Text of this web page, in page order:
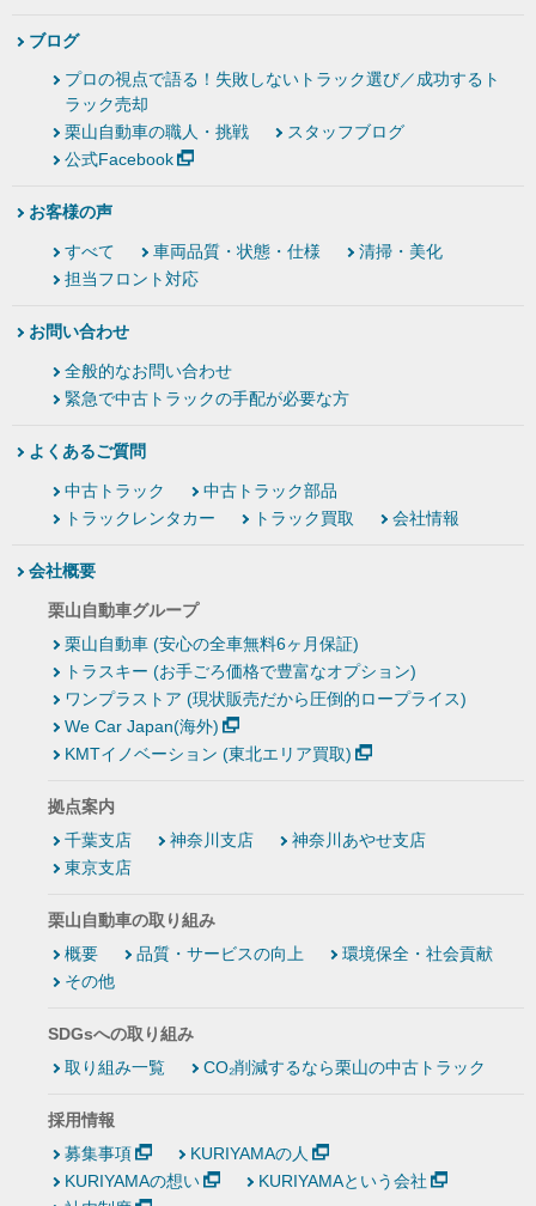
ブログ
プロの視点で語る！失敗しないトラック選び／成功するト
ラック売却
栗山自動車の職人・挑戦
スタッフブログ
公式Facebook
お客様の声
すべて 車両品質・状態・仕様
清掃・美化
担当フロント対応
お問い合わせ
全般的なお問い合わせ
緊急で中古トラックの手配が必要な方
よくあるご質問
中古トラック
中古トラック部品
トラックレンタカー
トラック買取 会社情報
会社概要
栗山自動車グループ
栗山自動車 (安心の全車無料6ヶ月保証)
トラスキー (お手ごろ価格で豊富なオプション)
ワンプラストア (現状販売だから圧倒的ロープライス)
We Car Japan(海外)
KMTイノベーション (東北エリア買取)
拠点案内
千葉支店
神奈川支店
神奈川あやせ支店
東京支店
栗山自動車の取り組み
概要
品質・サービスの向上
環境保全・社会貢献
その他
SDGsへの取り組み
取り組み一覧
CO₂削減するなら栗山の中古トラック
採用情報
募集事項
KURIYAMAの人
KURIYAMAの想い
KURIYAMAという会社